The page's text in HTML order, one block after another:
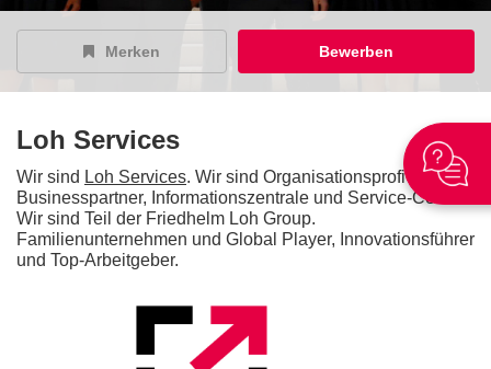
Merken Bewerben
Loh Services
Wir sind Loh Services. Wir sind Organisationsprofi und
Businesspartner, Informationszentrale und Service-Center.
Wir sind Teil der Friedhelm Loh Group.
Familienunternehmen und Global Player, Innovationsführer
und Top-Arbeitgeber.